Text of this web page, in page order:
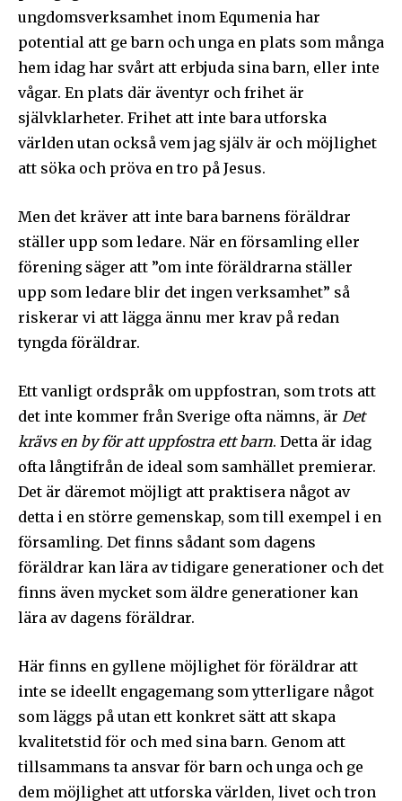
Följ Sändarens nyhetsbrev och
bli uppdaterad på det senaste
För att prenumerera: Ange din e-postadress och klicka på
prenumerationsknappen. Oroa dig inte, vi respekterar din
integritet och kommer inte att skicka skräppost till din
Prenumerera på Sändarens nyhetsbrev.
Jag godkänner integritetspolicyn
ungdomsverksamhet inom Equmenia har
potential att ge barn och unga en plats som många
hem idag har svårt att erbjuda sina barn, eller inte
vågar. En plats där äventyr och frihet är
självklarheter. Frihet att inte bara utforska
världen utan också vem jag själv är och möjlighet
att söka och pröva en tro på Jesus.
Men det kräver att inte bara barnens föräldrar
ställer upp som ledare. När en församling eller
förening säger att ”om inte föräldrarna ställer
upp som ledare blir det ingen verksamhet” så
riskerar vi att lägga ännu mer krav på redan
tyngda föräldrar.
Ett vanligt ordspråk om uppfostran, som trots att
det inte kommer från Sverige ofta nämns, är Det
krävs en by för att uppfostra ett barn. Detta är idag
ofta långtifrån de ideal som samhället premierar.
Det är däremot möjligt att praktisera något av
detta i en större gemenskap, som till exempel i en
församling. Det finns sådant som dagens
föräldrar kan lära av tidigare generationer och det
finns även mycket som äldre generationer kan
lära av dagens föräldrar.
Här finns en gyllene möjlighet för föräldrar att
inte se ideellt engagemang som ytterligare något
som läggs på utan ett konkret sätt att skapa
kvalitetstid för och med sina barn. Genom att
tillsammans ta ansvar för barn och unga och ge
dem möjlighet att utforska världen, livet och tron